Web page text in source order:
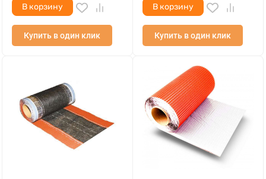
В корзину
Купить в один клик
В корзину
Купить в один клик